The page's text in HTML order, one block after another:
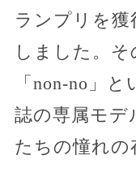
ランプリを獲
しました。そ
「non-no」
誌の専属モデ
たちの憧れの